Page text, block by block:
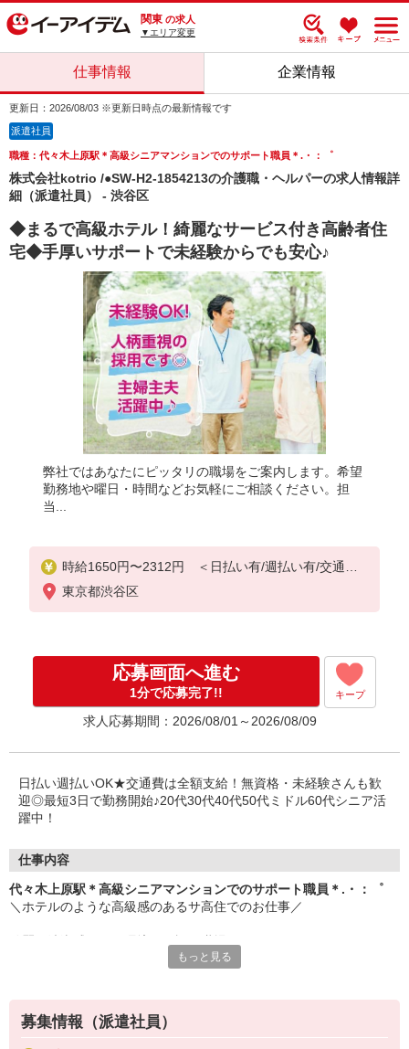
関東 の求人
▼エリア変更
仕事情報 企業情報
更新日：2026/08/03 ※更新日時点の最新情報です
派遣社員
職種：代々木上原駅＊高級シニアマンションでのサポート職員＊.・：゜
株式会社kotrio /●SW-H2-1854213の介護職・ヘルパーの求人情報詳
細（派遣社員） - 渋谷区
◆まるで高級ホテル！綺麗なサービス付き高齢者住
宅◆手厚いサポートで未経験からでも安心♪
弊社ではあなたにピッタリの職場をご案内します。希望
勤務地や曜日・時間などお気軽にご相談ください。担
当...
時給1650円〜2312円 ＜日払い有/週払い有/交通費
全支給(ガソリン代含む)＞
東京都渋谷区
応募画面へ進む
1分で応募完了!! キープ
求人応募期間：2026/08/01～2026/08/09
日払い週払いOK★交通費は全額支給！無資格・未経験さんも歓
迎◎最短3日で勤務開始♪20代30代40代50代ミドル60代シニア活
躍中！
仕事内容
代々木上原駅＊高級シニアマンションでのサポート職員＊.・：゜
＼ホテルのような高級感のあるサ高住でのお仕事／
ご利用者様が快適にお過ごしできるよう、
▼主な仕事内容
・日常生活の見守り
・身の回りの介助
もっと見る
募集情報（派遣社員）